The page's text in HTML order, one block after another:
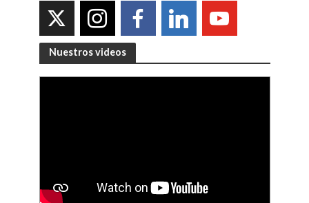
Nuestros videos